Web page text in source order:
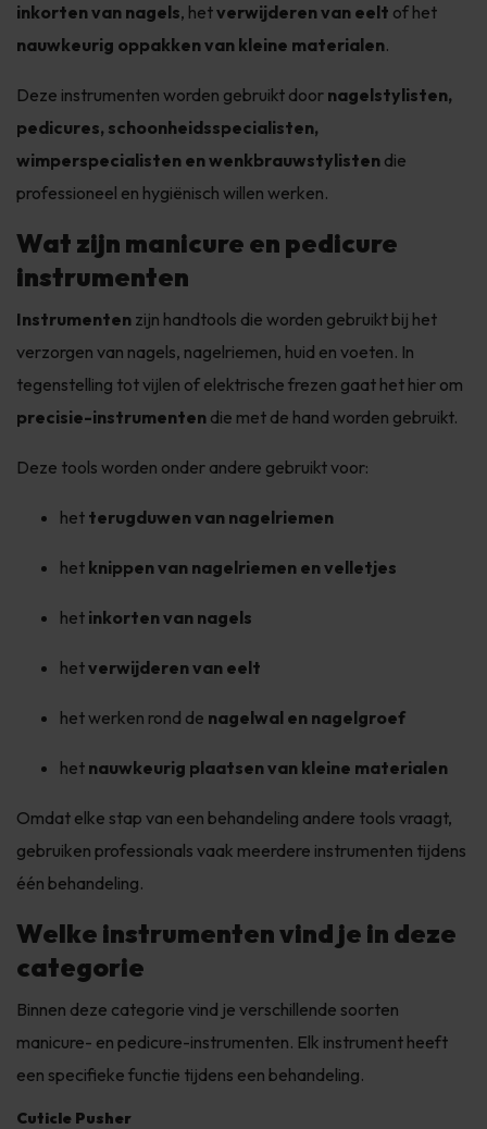
inkorten van nagels, hetverwijderen van eelt of het
nauwkeurig oppakken van kleine materialen.
Deze instrumenten worden gebruikt door nagelstylisten,
pedicures, schoonheidsspecialisten,
wimperspecialisten en wenkbrauwstylisten die
professioneel en hygiënisch willen werken.
Wat zijn manicure en pedicure
instrumenten
Instrumenten zijn handtools die worden gebruikt bij het
verzorgen van nagels, nagelriemen, huid en voeten. In
tegenstelling tot vijlen of elektrische frezen gaat het hier om
precisie-instrumenten die met de hand worden gebruikt.
Deze tools worden onder andere gebruikt voor:
het terugduwen van nagelriemen
het knippen van nagelriemen en velletjes
het inkorten van nagels
hetverwijderen van eelt
het werken rond de nagelwal en nagelgroef
het nauwkeurig plaatsen van kleine materialen
Omdat elke stap van een behandeling andere tools vraagt,
gebruiken professionals vaak meerdere instrumenten tijdens
één behandeling.
Welke instrumenten vind je in deze
categorie
Binnen deze categorie vind je verschillende soorten
manicure- en pedicure-instrumenten. Elk instrument heeft
een specifieke functie tijdens een behandeling.
Cuticle Pusher